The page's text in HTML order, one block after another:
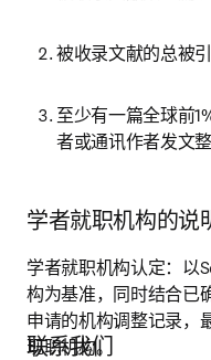
被收录文献的总被
至少有一篇全球前
者或通讯作者发文整
学者就职机构的说
学者就职机构认定：以
构为基准，同时结合已
申请的机构调整记录，
现职机构。
联系我们